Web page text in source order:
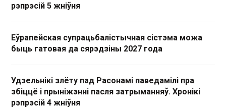
рэпрэсій 5 жніўня
Еўрапейская супрацьбалістычная сістэма можа
быць гатовая да сярэдзіны 2027 года
Удзельнікі злёту пад Расонамі паведамілі пра
збіццё і прыніжэнні пасля затрыманняў. Хронікі
рэпрэсій 4 жніўня